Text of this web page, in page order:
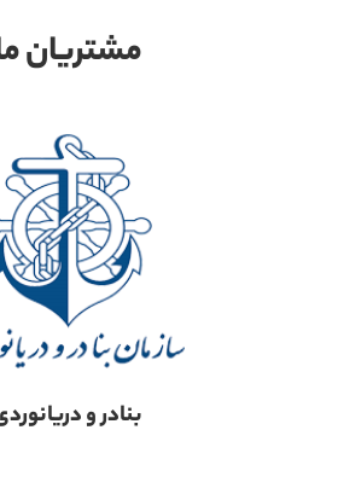
مشتریان ما
بنادر و دریانوردی